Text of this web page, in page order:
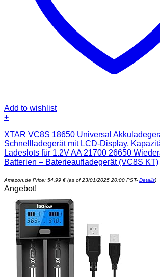
Add to wishlist
+
XTAR VC8S 18650 Universal
Schnellladegerät mit LCD-Display,
Ladeslots für 1.2V AA 21700 26650
Batterien – Baterieaufladegerät (VC8S KT)
Amazon.de Price: 54,99 € (as of 23/01/2025 20:00 PST- Details)
Angebot!